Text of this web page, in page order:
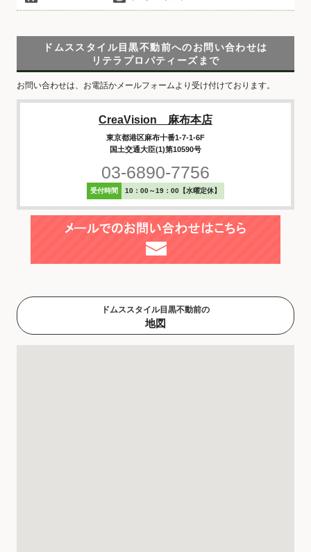
ドムススタイル目黒不動前へのお問い合わせは
リテラプロパティーズまで
お問い合わせは、お電話かメールフォームより受け付けております。
CreaVision 麻布本店
東京都港区麻布十番1-7-1-6F
国土交通大臣(1)第10590号
03-6890-7756
受付時間 10：00～19：00【水曜定休】
ドムススタイル目黒不動前の
地図